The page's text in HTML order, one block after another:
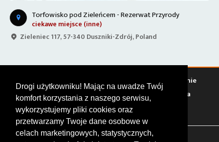
Drogi użytkowniku! Mając na uwadze Twój
komfort korzystania z naszego serwisu,
wykorzystujemy pliki cookies oraz
przetwarzamy Twoje dane osobowe w
celach marketingowych, statystycznych,
Torfowisko pod Zieleńcem - Rezerwat Przyrody
ciekawe miejsce (inne)
Zieleniec 117, 57-340 Duszniki-Zdrój, Poland
Warto zobaczyć Serwisy Stacje paliw
Jedzenie
Bary Zakwaterowanie Tory Zloty Rajdy
Spotkania
Targi Giełdy Szkolenia